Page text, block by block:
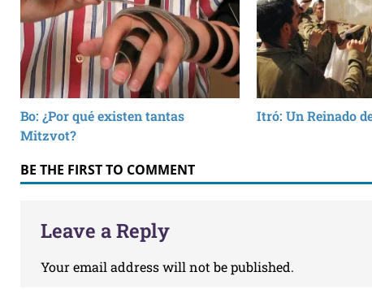
Bo: ¿Por qué existen tantas
Mitzvot?
Itró: Un Reinado
BE THE FIRST TO COMMENT
Leave a Reply
Your email address will not be published.